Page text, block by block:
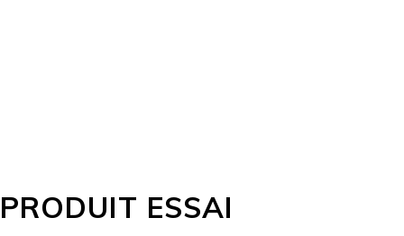
PRODUIT ESSAI